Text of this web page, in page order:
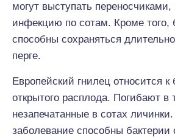
могут выступать переносчиками,
инфекцию по сотам. Кроме того,
способны сохраняться
перге.
Европейский гнилец относится к
открытого расплода. Погибают в
незапечатанные в сотах
заболевание способны бактерии